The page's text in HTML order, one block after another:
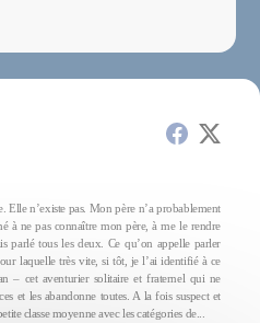
Elle n’existe pas. Mon père n’a probablement
à ne pas connaître mon père, à me le rendre
parlé tous les deux. Ce qu’on appelle parler
laquelle très vite, si tôt, je l’ai identifié à ce
– cet aventurier solitaire et fraternel qui ne
et les abandonne toutes. A la fois suspect et
classe moyenne avec les catégories de...